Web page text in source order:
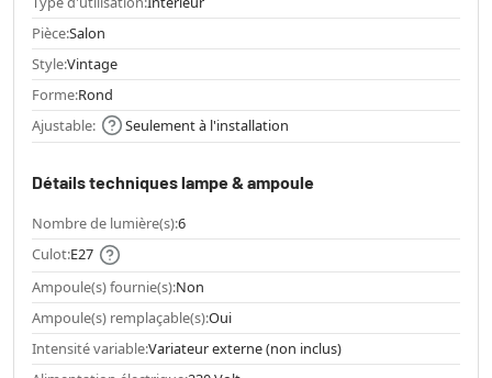
Pièce:Salon
Style:Vintage
Forme:Rond
Ajustable:
Seulement à l'installation
Détails techniques lampe & ampoule
Nombre de lumière(s):6
Culot:E27
Ampoule(s) fournie(s):Non
Ampoule(s) remplaçable(s):Oui
Intensité variable:Variateur externe (non inclus)